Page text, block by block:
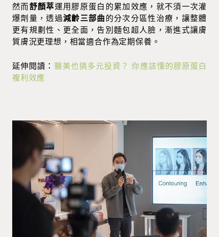
然而舒顏萃運用膠原蛋白的累加效應，就不須一次灌
爆劑量，透過減齡三部曲的分次分區性治療，讓整體
更有規劃性、更全面，告別麵包超人臉，漸進式讓膚
質膚況更理想，相當適合作為定期保養。
延伸閱讀： 醫美也搞多元投資？ 你應該懂的膠原蛋白
複利效應